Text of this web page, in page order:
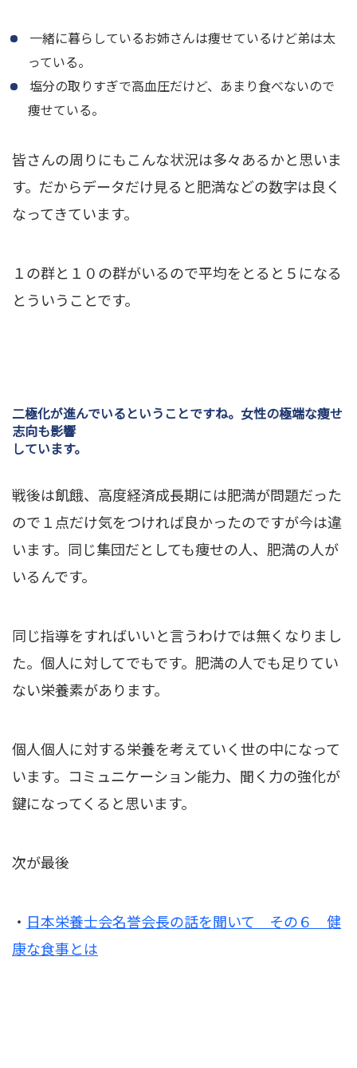
一緒に暮らしているお姉さんは痩せているけど弟は太
っている。
塩分の取りすぎで高血圧だけど、あまり食べないので
痩せている。
皆さんの周りにもこんな状況は多々あるかと思いま
す。だからデータだけ見ると肥満などの数字は良く
なってきています。
１の群と１０の群がいるので平均をとると５になる
とういうことです。
二極化が進んでいるということですね。女性の極端な痩せ
志向も影響
しています。
戦後は飢餓、高度経済成長期には肥満が問題だった
ので１点だけ気をつければ良かったのですが今は違
います。同じ集団だとしても痩せの人、肥満の人が
いるんです。
同じ指導をすればいいと言うわけでは無くなりまし
た。個人に対してでもです。肥満の人でも足りてい
ない栄養素があります。
個人個人に対する栄養を考えていく世の中になって
います。コミュニケーション能力、聞く力の強化が
鍵になってくると思います。
次が最後
・ 日本栄養士会名誉会長の話を聞いて その６ 健
康な食事とは